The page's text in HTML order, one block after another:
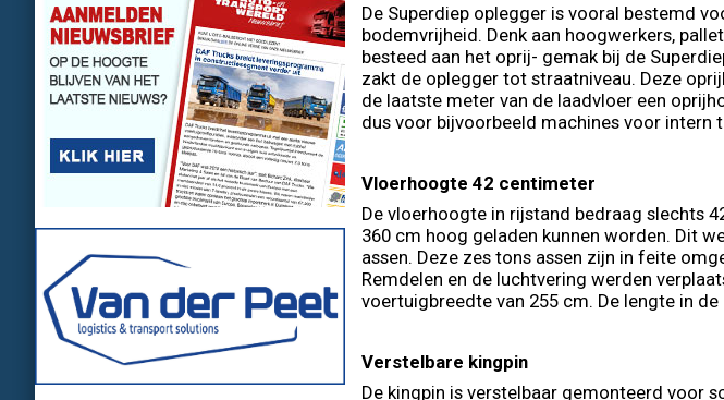
De Superdiep oplegger is vooral bestemd
bodemvrijheid. Denk aan hoogwerkers,
besteed aan het oprij- gemak bij de
zakt de oplegger tot straatniveau. Deze
de laatste meter van de laadvloer een
dus voor bijvoorbeeld machines voor intern
Vloerhoogte 42 centimeter
De vloerhoogte in rijstand bedraag slechts
360 cm hoog geladen kunnen worden. Dit
assen. Deze zes tons assen zijn in feite
Remdelen en de luchtvering werden
voertuigbreedte van 255 cm. De lengte in
Verstelbare kingpin
De kingpin is verstelbaar gemonteerd voor